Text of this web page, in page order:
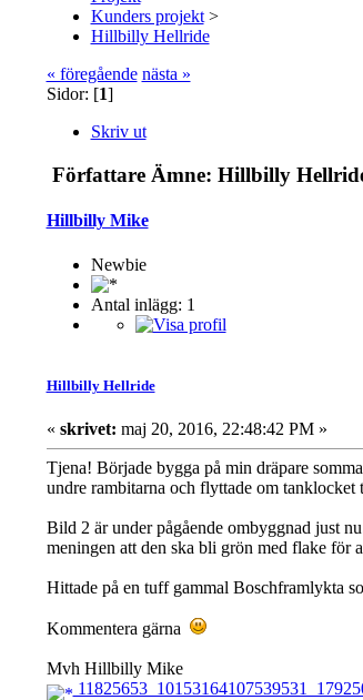
Kunders projekt>
Hillbilly Hellride
« föregående nästa »
Sidor: [1]
Skriv ut
Författare Ämne: Hillbilly
Hillbilly Mike
Newbie
Antal inlägg: 1
Hillbilly Hellride
« skrivet: maj 20, 2016, 22:48:42 PM »
Tjena! Började bygga på min dräpare
undre rambitarna och flyttade om
Bild 2 är under pågående ombyggnad just
meningen att den ska bli grön med flake för
Hittade på en tuff gammal Boschframlykta
Kommentera gärna
Mvh Hillbilly Mike